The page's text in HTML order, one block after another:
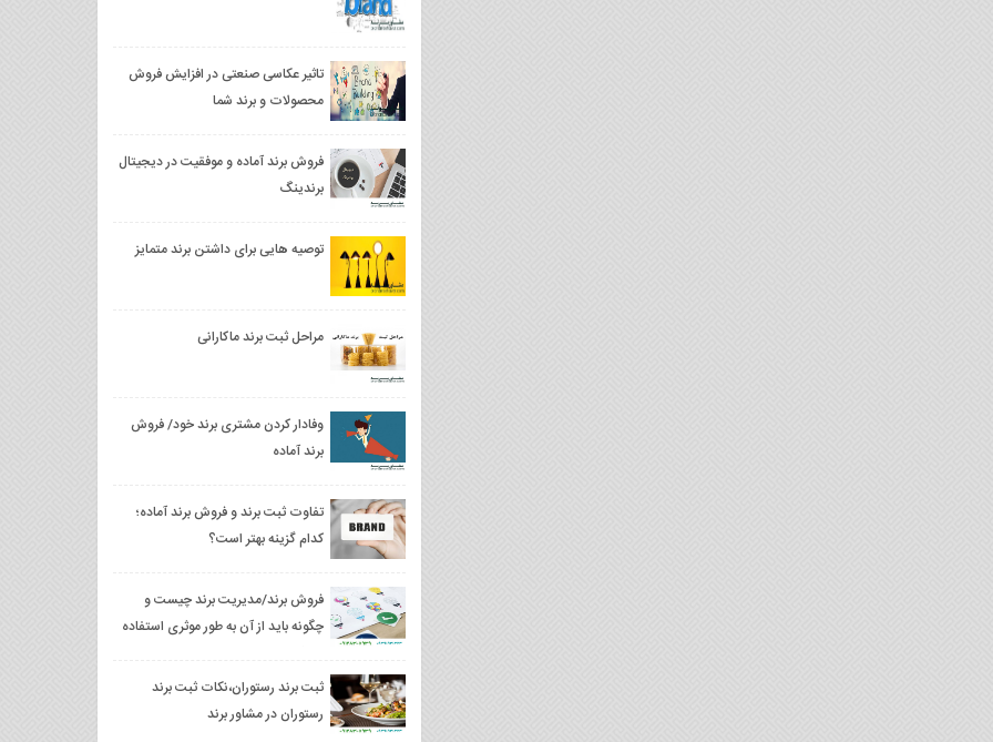
تاثیر عکاسی صنعتی در افزایش فروش
محصولات و برند شما
فروش برند آماده و موفقیت در دیجیتال
برندینگ
توصیه هایی برای داشتن برند متمایز
مراحل ثبت برند ماکارانی
وفادار کردن مشتری برند خود/ فروش
برند آماده
تفاوت ثبت برند و فروش برند آماده؛
کدام گزینه بهتر است؟
فروش برند/مدیریت برند چیست و
چگونه باید از آن به طور موثری استفاده
ثبت برند رستوران،نکات ثبت برند
رستوران در مشاور برند